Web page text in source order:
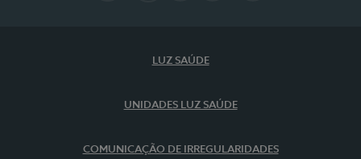
LUZ SAÚDE
UNIDADES LUZ SAÚDE
COMUNICAÇÃO DE IRREGULARIDADES